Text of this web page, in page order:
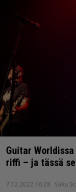
Guitar
riffi – ja tässä
7.12.2022 16:28 Saku